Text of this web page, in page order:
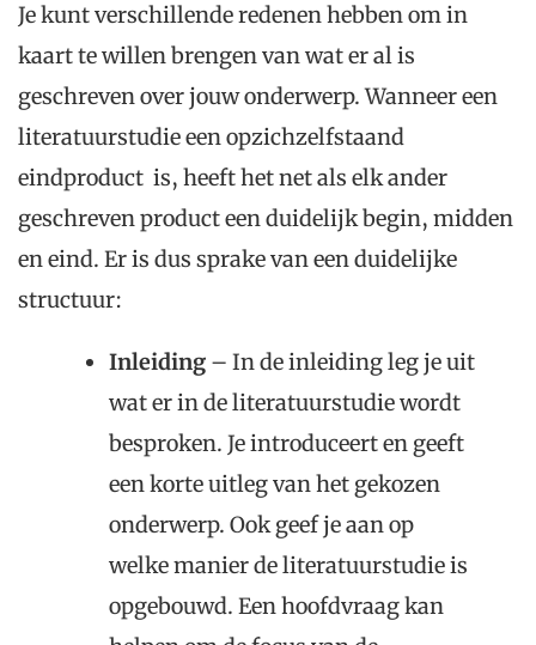
Je kunt verschillende redenen hebben om in
kaart te willen brengen van wat er al is
geschreven over jouw onderwerp. Wanneer een
literatuurstudie een opzichzelfstaand
eindproduct is, heeft het net als elk ander
geschreven product een duidelijk begin, midden
en eind. Er is dus sprake van een duidelijke
structuur:
Inleiding – In de inleiding leg je uit
wat er in de literatuurstudie wordt
besproken. Je introduceert en geeft
een korte uitleg van het gekozen
onderwerp. Ook geef je aan op
welke manier de literatuurstudie is
opgebouwd. Een hoofdvraag kan